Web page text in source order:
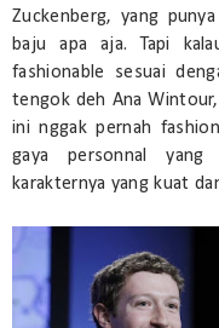
Zuckenberg, yang
baju apa aja. Tapi
fashionable sesuai
tengok deh Ana Wintour,
ini nggak pernah
gaya personnal yang
karakternya yang kuat